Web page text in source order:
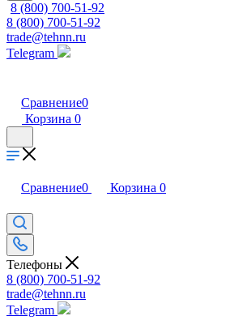
8 (800) 700-51-92
8 (800) 700-51-92
trade@tehnn.ru
Telegram
Сравнение0
Корзина 0
Сравнение0 Корзина 0
Телефоны
8 (800) 700-51-92
trade@tehnn.ru
Telegram